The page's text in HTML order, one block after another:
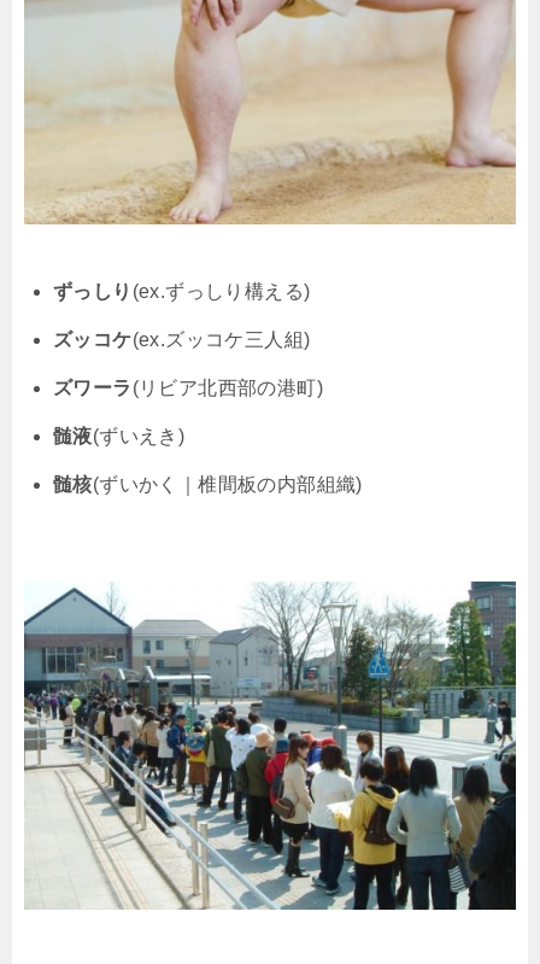
ずっしり (ex.ずっしり構える)
ズッコケ(ex.ズッコケ三人組)
ズワーラ (リビア北西部の港町)
髄液(ずいえき)
髄核(ずいかく｜椎間板の内部組織)